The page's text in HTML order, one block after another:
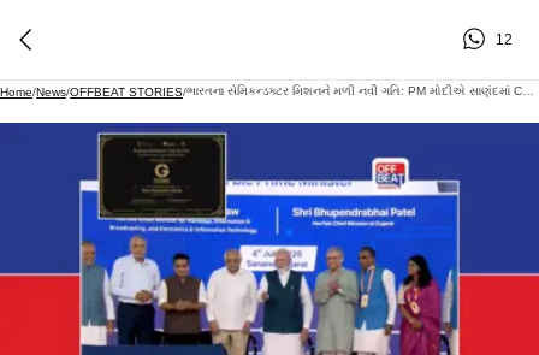
12
Home/News/OFFBEAT STORIES/